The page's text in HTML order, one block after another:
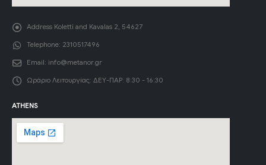
Address Koletti and Kavalas 2, 54627
Telephone: 2310517496
Email: info@metanor.gr
Ωράριο Λειτουργίας: ΔΕΥ-ΠΑΡ: 8:30 - 16:30
ATHENS